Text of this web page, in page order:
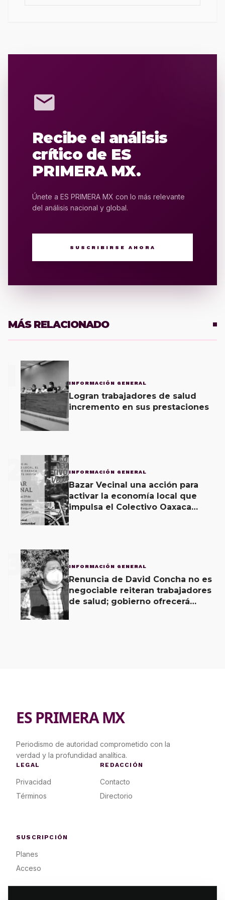
mail
Recibe el análisis
crítico de ES
PRIMERA MX.
Únete a ES PRIMERA MX con lo más relevante
del análisis nacional y global.
SUSCRIBIRSE AHORA
MÁS RELACIONADO
INFORMACIÓN GENERAL
Logran trabajadores de salud
incremento en sus prestaciones
2 INFORMACIÓN GENERAL
Bazar Vecinal una acción para
activar la economía local que
impulsa el Colectivo Oaxaca
3 INFORMACIÓN GENERAL
Renuncia de David Concha no es
negociable reiteran trabajadores
de salud; gobierno ofrecerá
ES PRIMERA MX
Periodismo de autoridad comprometido con la
verdad y la profundidad analítica.
LEGAL
Privacidad
Términos
REDACCIÓN
Contacto
Directorio
SUSCRIPCIÓN
Planes
Acceso